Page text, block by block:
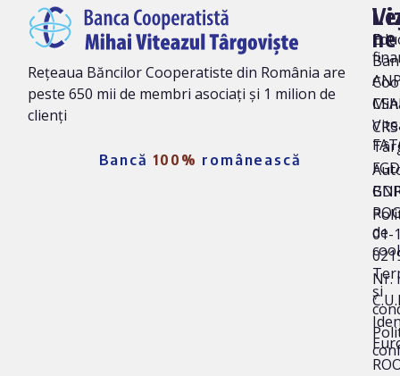
Rețeaua Băncilor Cooperatiste din România are
peste 650 mii de membri asociați și 1 milion de
clienți
Bancă 100% românească
ne
01-
Nr.
de
și